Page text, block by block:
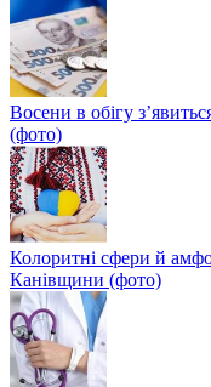
Восени в обігу
(фото)
Колоритні сфери й
Канівщини (фото)